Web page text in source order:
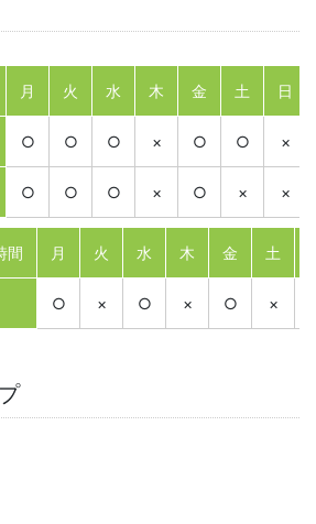
月 火 水 木 金 土 日
○ ○ ○ × ○ ○ ×
○ ○ ○ × ○ × ×
間 月 火 水 木 金 土
○ × ○ × ○ ×